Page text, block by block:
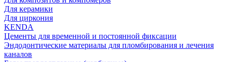
Для керамики
Для циркония
KENDA
Цементы для временной и постоянной фиксации
Эндодонтические материалы для пломбирования и лечения
каналов